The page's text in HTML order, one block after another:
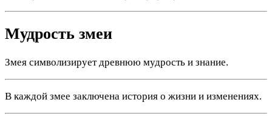
Мудрость змеи
Змея символизирует древнюю мудрость и знание.
В каждой змее заключена история о жизни и изменениях.